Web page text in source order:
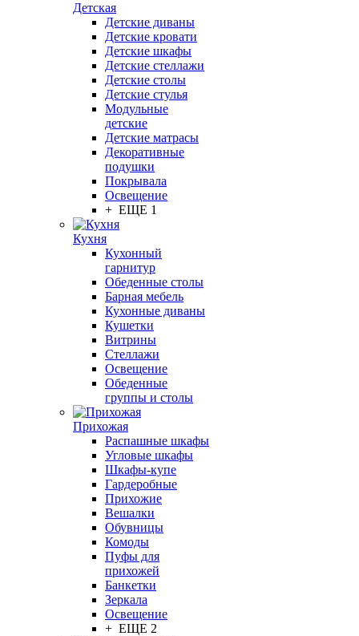
Детская
Детские диваны
Детские кровати
Детские шкафы
Детские стеллажи
Детские столы
Детские стулья
Модульные
детские
Детские матрасы
Декоративные
подушки
Покрывала
Освещение
+ ЕЩЕ 1
Кухня
Кухонный
гарнитур
Обеденные столы
Барная мебель
Кухонные диваны
Кушетки
Витрины
Стеллажи
Освещение
Обеденные
группы и столы
Прихожая
Распашные шкафы
Угловые шкафы
Шкафы-купе
Гардеробные
Прихожие
Вешалки
Обувницы
Комоды
Пуфы для
прихожей
Банкетки
Зеркала
Освещение
+ ЕЩЕ 2